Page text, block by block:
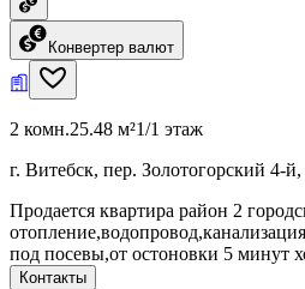
Конвертер валют
2 комн.25.48 м²1/1 этаж
г. Витебск, пер. Золотогорский 4-
Продается квартира район 2
под посевы,от остоновки 5 минут
Контакты